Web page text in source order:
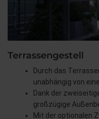
Terrassengestell
Durch das
unabhängig von
Dank der
großzügige
Mit der optionalen